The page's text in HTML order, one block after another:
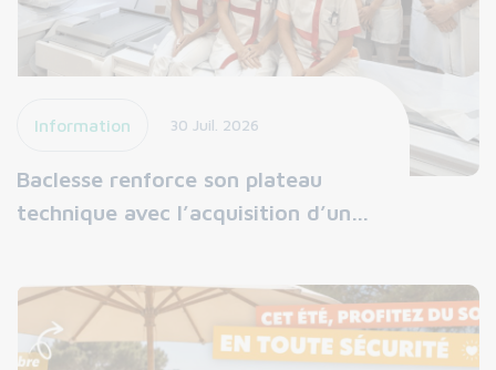
Information 30 Juil. 2026
Baclesse renforce son plateau
technique avec l’acquisition d’un…